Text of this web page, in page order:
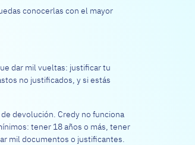
conocerlas con el mayor
dar mil vueltas: justificar tu
no justificados, y si estás
devolución. Credy no funciona
tener 18 años o más, tener
mil documentos o justificantes.